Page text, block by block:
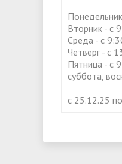
Вторник - с
Среда - с
Четверг - с
Пятница - с
суббота,
с 25.12.25